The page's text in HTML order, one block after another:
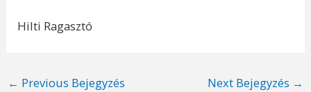
Hilti Ragasztó
Post
← Previous Bejegyzés Next Bejegyzés →